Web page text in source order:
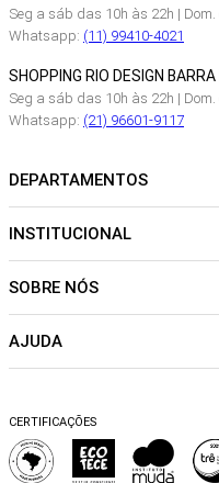
Seg a sáb das 10h às 22h |
Whatsapp: (11) 99410-4021
SHOPPING RIO DESIGN
Seg a sáb das 10h às 22h |
Whatsapp: (21) 96601-9117
DEPARTAMENTOS
NOVIDADES
CALÇADOS
SALE
INSTITUCIONAL
Sobre Nós
Sustentabilidade
Trocas e Devoluções
Perguntas Frequentes
Blog
SOBRE NÓS
Política de pagamento
AJUDA
Dicas de cuidados
Falar no WhatsApp
CERTIFICAÇÕES